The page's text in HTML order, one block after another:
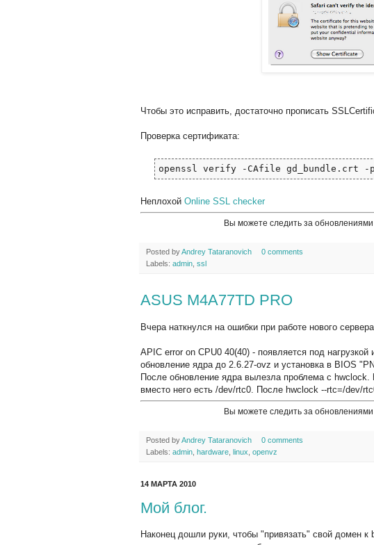
Чтобы это исправить, достаточно прописать
Проверка сертификата:
openssl verify -CAfile gd_bundle.crt
Неплохой Online SSL checker
Вы можете следить за
Posted byAndrey Tataranovich
0 comments
Labels: admin ssl
ASUS M4A77TD PRO
Вчера наткнулся на ошибки при работе нового сервера.
APIC error on CPU0 40(40) - появляется под
обновление ядра до 2.6.27-ovz и установка в BIOS
После обновление ядра вылезла проблема с
вместо него есть /dev/rtc0. После hwclock --rtc=/dev/
Вы можете следить за
Posted byAndrey Tataranovich
0 comments
Labels: admin hardware linux openvz
14 МАРТА 2010
Мой блог.
Наконец дошли руки, чтобы "привязать" свой домен